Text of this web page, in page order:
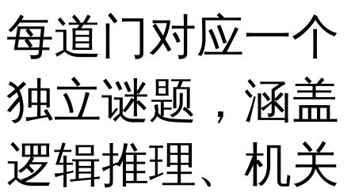
每道门对应一个
独立谜题，涵盖
逻辑推理、机关